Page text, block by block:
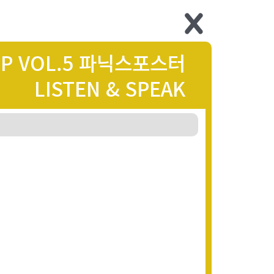
VOL.5 파닉스포스터
LISTEN & SPEAK